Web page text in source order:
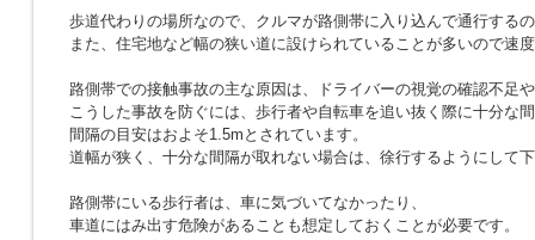
歩道代わりの場所なので、クルマが路側帯に入り込んで通行する
また、住宅地など幅の狭い道に設けられていることが多いので速
路側帯での接触事故の主な原因は、ドライバーの視覚の確認不足
こうした事故を防ぐには、歩行者や自転車を追い抜く際に十分な
間隔の目安はおよそ1.5mとされています。
道幅が狭く、十分な間隔が取れない場合は、徐行するようにして
路側帯にいる歩行者は、車に気づいてなかったり、
車道にはみ出す危険があることも想定しておくことが必要です。